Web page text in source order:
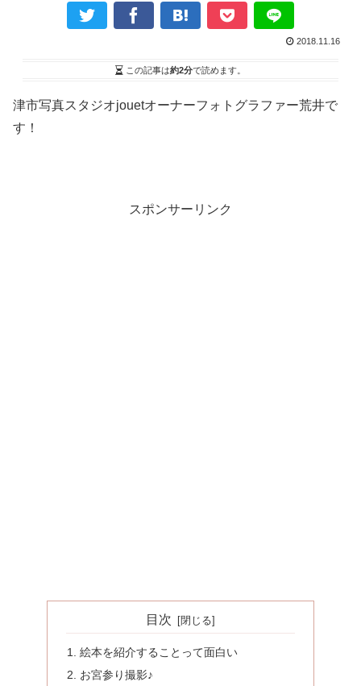
2018.11.16
この記事は約2分で読めます。
津市写真スタジオjouetオーナーフォトグラファー荒井で
す！
スポンサーリンク
目次
絵本を紹介することって面白い
お宮参り撮影♪